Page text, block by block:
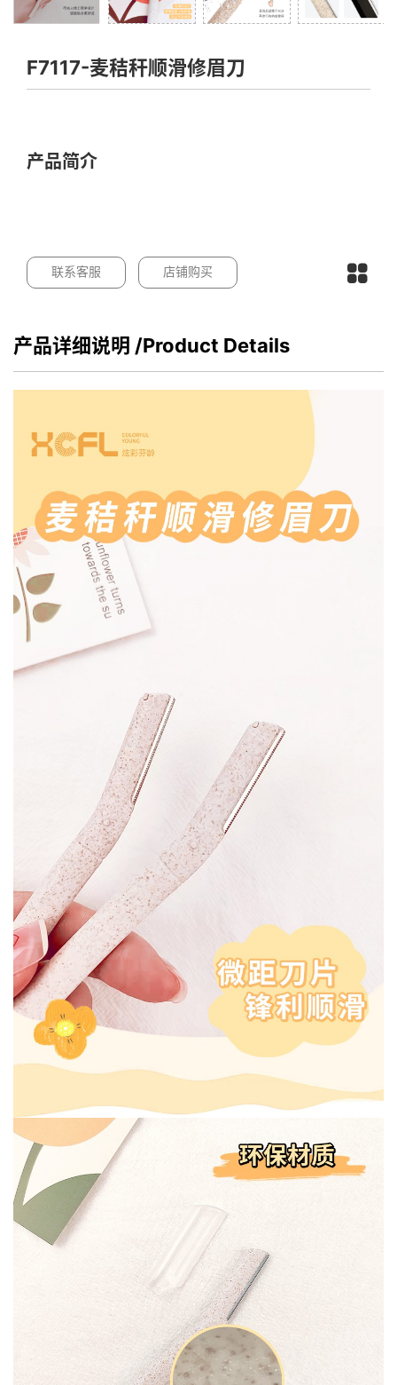
F7117-麦秸秆顺滑修眉刀
产品简介
联系客服 店铺购买
产品详细说明 /Product Details